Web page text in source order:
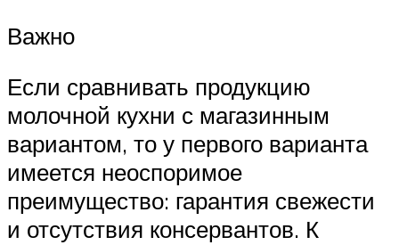
Важно
Если сравнивать продукцию
молочной кухни с магазинным
вариантом, то у первого варианта
имеется неоспоримое
преимущество: гарантия свежести
и отсутствия консервантов. К